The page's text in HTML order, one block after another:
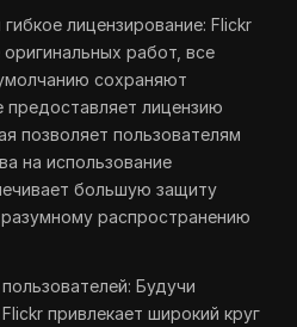
лицензирование: Flickr
работ, все
сохраняют
предоставляет лицензию
позволяет пользователям
на использование
большую защиту
распространению
Будучи
привлекает широкий круг